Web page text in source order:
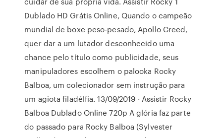
Dublado HD Grátis Online, Quando o campeão
mundial de boxe peso-pesado, Apollo Creed,
quer dar a um lutador desconhecido uma
chance pelo título como publicidade, seus
manipuladores escolhem o palooka Rocky
Balboa, um colecionador sem instrução para
um agiota filadélfia. 13/09/2019 · Assistir Rocky
Balboa Dublado Online 720p A glória faz parte
do passado para Rocky Balboa (Sylvester